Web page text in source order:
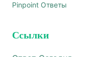
Pinpoint Ответы
Ссылки